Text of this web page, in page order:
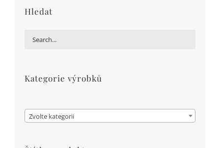
Hledat
Kategorie výrobků
Zvolte kategorii